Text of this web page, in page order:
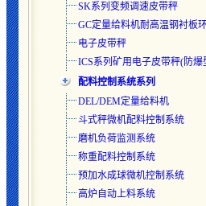
SK系列变频调速皮带秤
GC定量给料机耐高温钢衬板
电子皮带秤
ICS系列矿用电子皮带秤(防爆
配料控制系统系列
DEL/DEM定量给料机
斗式秤微机配料控制系统
磨机负荷监测系统
称重配料控制系统
预加水成球微机控制系统
高炉自动上料系统